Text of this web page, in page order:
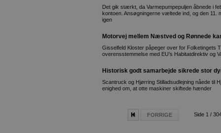
Det gik stærkt, da Varmepumpepuljen åbnede i
kontoen. Ansøgningerne væltede ind, og den 11.
igen
Motorvej mellem Næstved og Rønnede
Gisselfeld Kloster påpeger over for Folketingets
overensstemmelse med EU’s Habitatdirektiv og
Historisk godt samarbejde sikrede stor
Scantruck og Hjørring Stilladsudlejning nåede til
enighed om, at otte maskiner skiftede hænder
FORRIGE Side 1 /